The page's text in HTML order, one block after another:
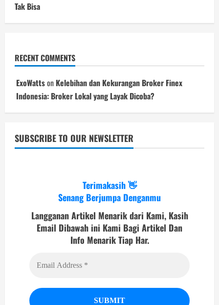
Tak Bisa
RECENT COMMENTS
ExoWattson Kelebihan dan Kekurangan Broker Finex
Indonesia: Broker Lokal yang Layak Dicoba?
SUBSCRIBE TO OUR NEWSLETTER
Terimakasih 👋
Senang Berjumpa Denganmu
Langganan Artikel Menarik dari Kami, Kasih
Email Dibawah ini Kami Bagi Artikel Dan
Info Menarik Tiap Har.